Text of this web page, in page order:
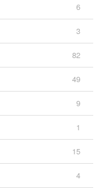
6
3
82
49
9
1
15
4